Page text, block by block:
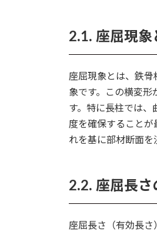
2.1. 座屈現象
座屈現象とは、鉄
象です。この横変形
す。特に長柱では、
度を確保することが
れを基に部材断面を
2.2. 座屈長さ
座屈長さ（有効長さ